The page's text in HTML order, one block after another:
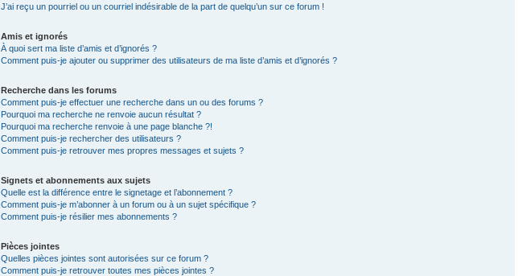
J’ai reçu un pourriel ou un courriel indésirable de la part de quelqu’un sur ce forum !
Amis et ignorés
À quoi sert ma liste d’amis et d’ignorés ?
Comment puis-je ajouter ou supprimer des utilisateurs de ma liste d’amis et d’ignorés ?
Recherche dans les forums
Comment puis-je effectuer une recherche dans un ou des forums ?
Pourquoi ma recherche ne renvoie aucun résultat ?
Pourquoi ma recherche renvoie à une page blanche ?!
Comment puis-je rechercher des utilisateurs ?
Comment puis-je retrouver mes propres messages et sujets ?
Signets et abonnements aux sujets
Quelle est la différence entre le signetage et l’abonnement ?
Comment puis-je m’abonner à un forum ou à un sujet spécifique ?
Comment puis-je résilier mes abonnements ?
Pièces jointes
Quelles pièces jointes sont autorisées sur ce forum ?
Comment puis-je retrouver toutes mes pièces jointes ?